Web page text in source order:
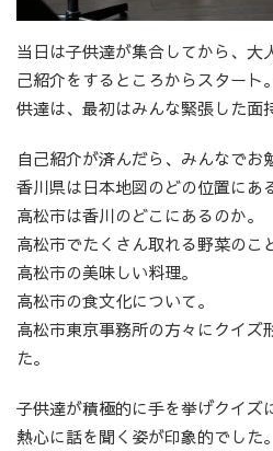
当日は子供達が集合してから、大
己紹介をするところからスタート
供達は、最初はみんな緊張した面
自己紹介が済んだら、みんなでお
香川県は日本地図のどの位置にあ
高松市は香川のどこにあるのか。
高松市でたくさん取れる野菜のこ
高松市の美味しい料理。
高松市の食文化について。
高松市東京事務所の方々にクイズ
た。
子供達が積極的に手を挙げクイズ
熱心に話を聞く姿が印象的でした。